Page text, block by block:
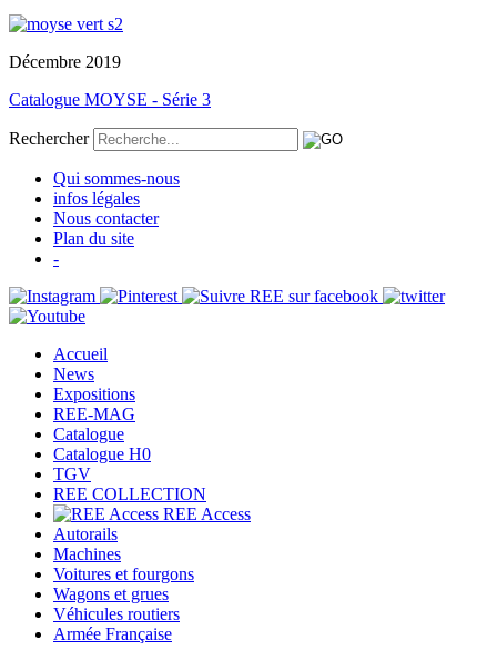
Décembre 2019
Catalogue MOYSE - Série 3
Rechercher
Qui sommes-nous
infos légales
Nous contacter
Plan du site
-
Accueil
News
Expositions
REE-MAG
Catalogue
Catalogue H0
TGV
REE COLLECTION
REE Access
Autorails
Machines
Voitures et fourgons
Wagons et grues
Véhicules routiers
Armée Française